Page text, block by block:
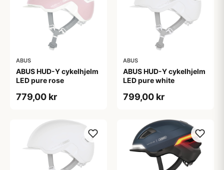
ABUS
ABUS HUD-Y cykelhjelm
LED pure rose
779,00 kr
ABUS
ABUS HUD-Y cykelhjelm
LED pure white
799,00 kr